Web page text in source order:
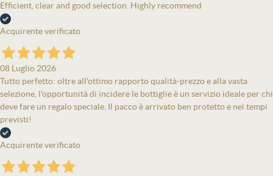
Efficient, clear and good selection. Highly recommend
Acquirente verificato
08 Luglio 2026
Tutto perfetto: oltre all'ottimo rapporto qualità-prezzo e alla vasta
selezione, l'opportunità di incidere le bottiglie è un servizio ideale per chi
deve fare un regalo speciale. Il pacco è arrivato ben protetto e nei tempi
previsti!
Acquirente verificato